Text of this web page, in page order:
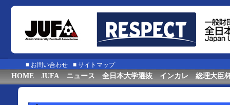
■ お問い合わせ ■ サイトマップ
HOME JUFA ニュース 全日本大学選抜 インカレ 総理大臣